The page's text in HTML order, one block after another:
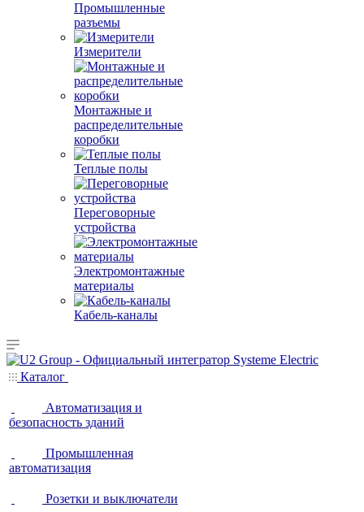
Промышленные
разъемы
Измерители
Монтажные и
распределительные
коробки
Теплые полы
Переговорные
устройства
Электромонтажные
материалы
Кабель-каналы
Каталог
Автоматизация и
безопасность зданий
Промышленная
автоматизация
Розетки и выключатели